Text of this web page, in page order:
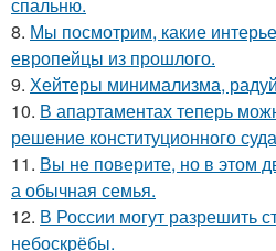
8. Мы посмотрим, какие
европейцы из прошлого.
9. Хейтеры минимализма,
10. В апартаментах теперь
решение конституционного
11. Вы не поверите, но в этом
а обычная семья.
12. В России могут разрешить
небоскрёбы.